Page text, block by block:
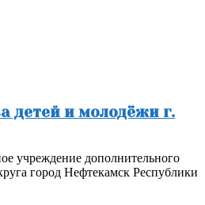
детей и молодёжи г.
учреждение дополнительного
город Нефтекамск Республики